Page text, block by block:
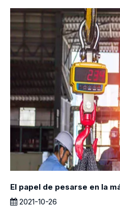
El papel de pesarse en la
2021-10-26